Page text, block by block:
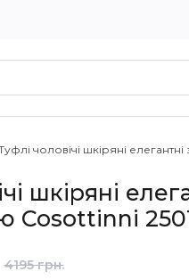
чоловічі шкіряні
шкіряні
Cosottinni
4195 грн.